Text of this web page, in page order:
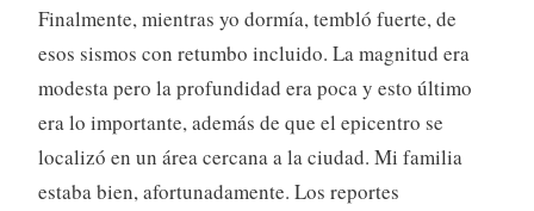
Finalmente, mientras yo dormía, tembló fuerte, de
esos sismos con retumbo incluido. La magnitud era
modesta pero la profundidad era poca y esto último
era lo importante, además de que el epicentro se
localizó en un área cercana a la ciudad. Mi familia
estaba bien, afortunadamente. Los reportes